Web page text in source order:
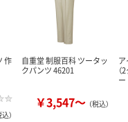
作
込）
自重堂 制服百科 ツータッ
クパンツ 46201
￥3,547～ （税込）